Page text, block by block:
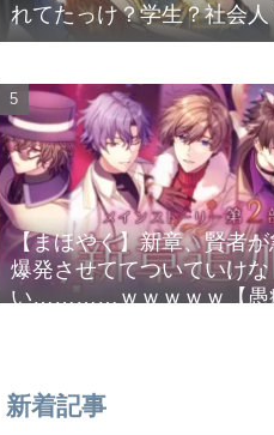
れてたっけ？学生？社会人
【まほやく】新章、賢者
爆発させててついていけな
い…………ｗｗｗｗｗ【愚
新着記事